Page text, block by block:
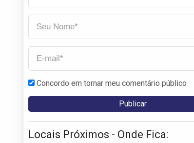
Concordo em tornar meu comentário público
Locais Próximos - Onde Fica: